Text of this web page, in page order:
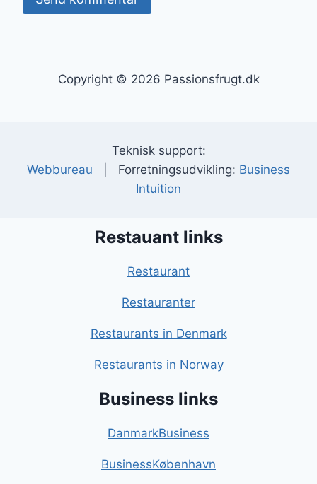
Copyright © 2026 Passionsfrugt.dk
Teknisk support:
Webbureau | Forretningsudvikling: Business
Intuition
Restauant links
Restaurant
Restauranter
Restaurants in Denmark
Restaurants in Norway
Business links
DanmarkBusiness
BusinessKøbenhavn